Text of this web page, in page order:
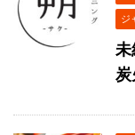
ジ
炭